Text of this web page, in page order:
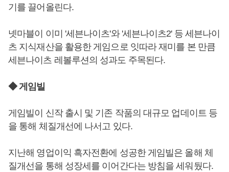
기를 끌어올린다.
넷마블이 이미 '세븐나이츠'와 '세븐나이츠2' 등 세븐나이
츠 지식재산을 활용한 게임으로 잇따라 재미를 본 만큼
세븐나이츠 레볼루션의 성과도 주목된다.
◆ 게임빌
게임빌이 신작 출시 및 기존 작품의 대규모 업데이트 등
을 통해 체질개선에 나서고 있다.
지난해 영업이익 흑자전환에 성공한 게임빌은 올해 체
질개선을 통해 성장세를 이어간다는 방침을 세워뒀다.